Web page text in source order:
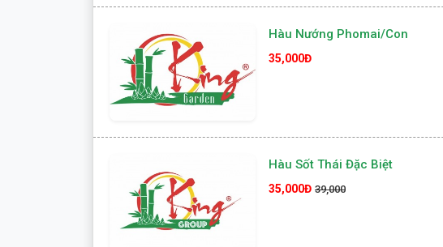
Hàu Nướng Phomai/con
35,000Đ
Hàu Sốt Thái Đặc Biệt
35,000Đ 39,000